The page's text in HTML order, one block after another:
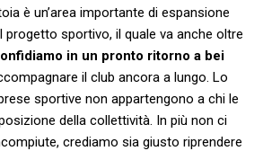
è un’area importante di espansione
progetto sportivo, il quale va anche oltre
in un pronto ritorno a bei
il club ancora a lungo. Lo
sportive non appartengono a chi le
della collettività. In più non ci
crediamo sia giusto riprendere